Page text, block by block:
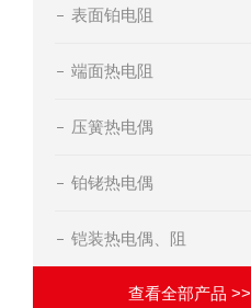
表面铂电阻
端面热电阻
压簧热电偶
铂铑热电偶
铠装热电偶、阻
查看全部产品 >>